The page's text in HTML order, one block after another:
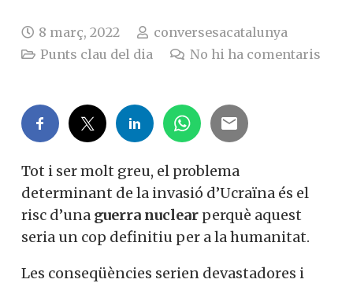
8 març, 2022
conversesacatalunya
Punts clau del dia
No hi ha comentaris
Tot i ser molt greu, el problema
determinant de la invasió d’Ucraïna és el
risc d’una guerra nuclear perquè aquest
seria un cop definitiu per a la humanitat.
Les conseqüències serien devastadores i